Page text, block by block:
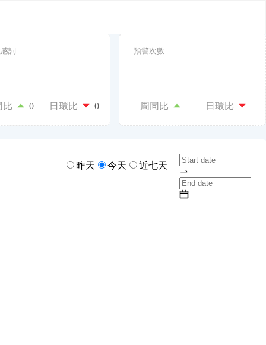
詞
比 0 日環比 0
預警次數
周同比 日環比
昨天 今天 近七天